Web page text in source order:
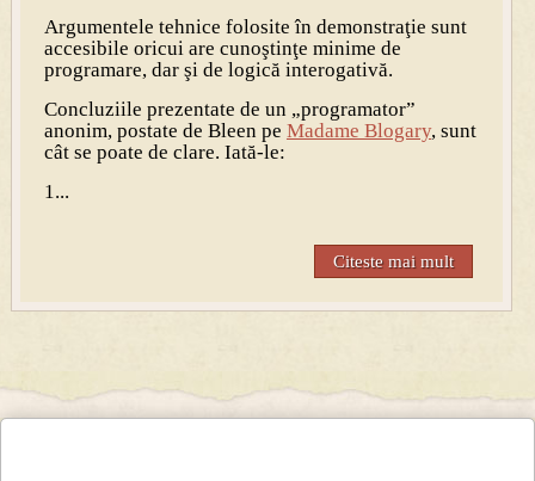
Argumentele tehnice folosite în demonstraţie sunt
accesibile oricui are cunoştinţe minime de
programare, dar şi de logică interogativă.
Concluziile prezentate de un „programator”
anonim, postate de Bleen pe Madame Blogary, sunt
cât se poate de clare. Iată-le:
1...
Citeste mai mult